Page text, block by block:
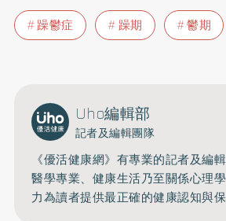
躁鬱症 躁期 鬱期
Uho編輯部
記者及編輯團隊
《優活健康網》有專業的記者及編
醫學專業、健康生活乃至關係心理
力為讀者提供最正確的健康認知與保